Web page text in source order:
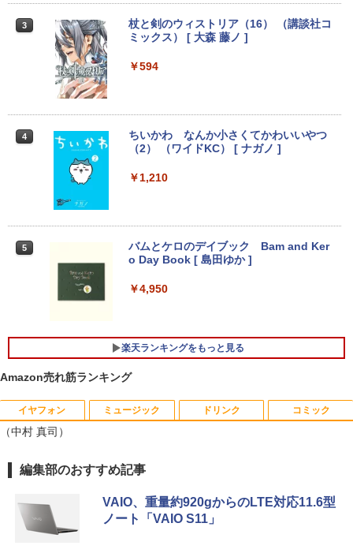
12.1インチ Bluetoot WEBカメラ Wi-Fi
HDMI 初期設定済み 送料無料 90日保証
第7世代 | Core i5 7200U 2.5(～最大3.1)
GHz | MEM:8GB | HDD:500GB | DVDマ
ro64Bit | ACアダプター付属
【期間限定 ポイント10倍】Lenovo Idea
着脱式キーボード（intel 第九世代Celero
y Audio）【整備済み中古品】
￥13,800
5
5.6型 インテル高速CPU ランダムで発送
メモリ4GB～ 高速SSD1TB 最大 フルHD
Webカメラ zoom 軽量薄型 無線 型番更
新で在庫処分
モバイルモニター 15.6インチ InnoView
SBType-C/標準HDMI対応【選べる種
類】タッチ/ケース付き/4Kタイプ
￥8,980
21.5型〜27型ワイド 【HDMI対応 / FULL
HD解像度】 大手メーカー液晶 (Dell/HP/
witch PS4 PS5対応 【整備済み中古品】
5
＼500円OFFクーポンあり！／ モバイル
スプレイ VESA対応 コスパ デュアルモニ
ター サブモニター ゲーミングモニター
3
杖と剣のウィストリア（16） （講談社コ
ミックス） [ 大森 藤ノ ]
￥594
4
ちいかわ なんか小さくてかわいいやつ
（2） （ワイドKC） [ ナガノ ]
￥1,210
5
バムとケロのデイブック Bam and Ker
o Day Book [ 島田ゆか ]
￥4,950
楽天ランキングをもっと見る
Amazon売れ筋ランキング
イヤフォン
Anker Soundcore P40i オフホワイト
￥7,990
ミュージック
BRUCE WAYNE feat. Flo Milli, ATL Jacob
[Explicit]
￥250
ドリンク
【Amazon.co.jp限定】 い・ろ・は・す 2L P
ET ラベルレス ×8本
￥1,112
コミック
薬屋のひとりごと 17巻 (デジタル版ビッグガ
ンガンコミックス)
￥770
（中村 真司）
編集部のおすすめ記事
VAIO、重量約920gからのLTE対応11.6型
ノート「VAIO S11」